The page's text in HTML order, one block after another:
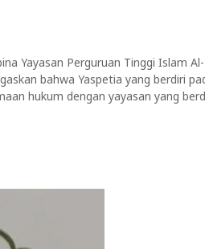
Yayasan Perguruan Tinggi Islam
bahwa Yaspetia yang berdiri
hukum dengan yayasan yang